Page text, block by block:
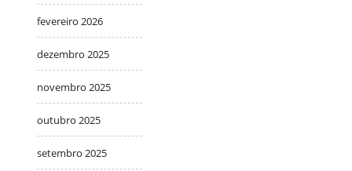
fevereiro 2026
dezembro 2025
novembro 2025
outubro 2025
setembro 2025